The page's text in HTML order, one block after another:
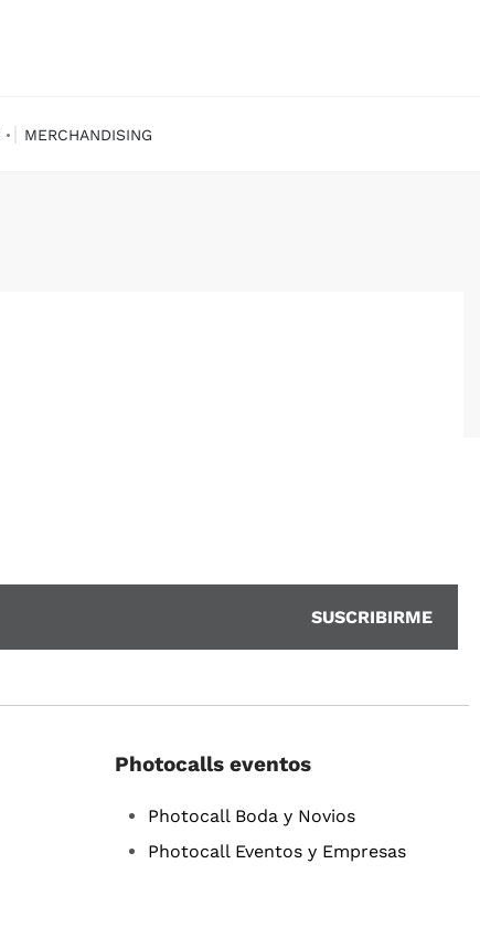
MERCHANDISING
Photocalls eventos
Photocall Boda y Novios
Photocall Eventos y Empresas